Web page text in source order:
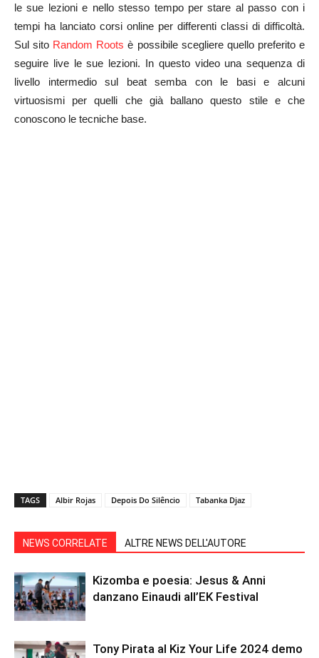
le sue lezioni e nello stesso tempo per stare al passo con i
tempi ha lanciato corsi online per differenti classi di difficoltà.
Sul sito Random Roots è possibile scegliere quello preferito e
seguire live le sue lezioni. In questo video una sequenza di
livello intermedio sul beat semba con le basi e alcuni
virtuosismi per quelli che già ballano questo stile e che
conoscono le tecniche base.
TAGS Albir Rojas Depois Do Silêncio Tabanka Djaz
NEWS CORRELATE ALTRE NEWS DELL'AUTORE
Kizomba e poesia: Jesus & Anni
danzano Einaudi all’EK Festival
Tony Pirata al Kiz Your Life 2024 demo